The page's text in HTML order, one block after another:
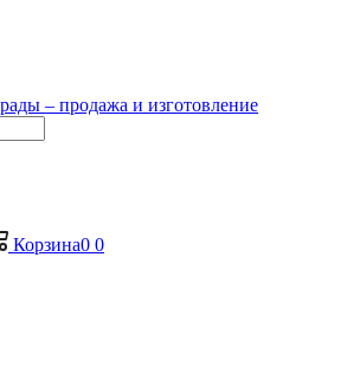
Корзина0 0